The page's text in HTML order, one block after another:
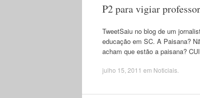
P2 para vigiar
TweetSaiu no blog de um
educação em SC. A Paisana?
acham que estão a paisana?
julho 15, 2011 em Noticiais